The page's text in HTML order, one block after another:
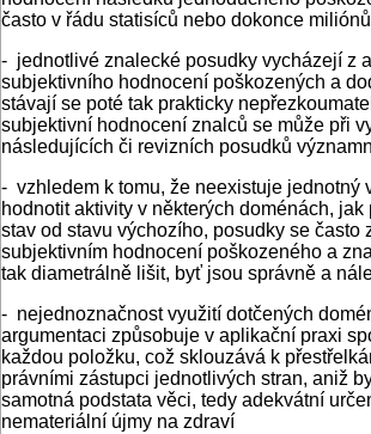
často v řádu statisíců nebo dokonce
- jednotlivé znalecké posudky vycházejí z
subjektivního hodnocení poškozených a
stávají se poté tak prakticky
subjektivní hodnocení znalců se může při
následujících či revizních posudků
- vzhledem k tomu, že neexistuje jednotný
hodnotit aktivity v některých doménách,
stav od stavu výchozího, posudky se často
subjektivním hodnocení poškozeného a
tak diametrálně lišit, byť jsou správně a
- nejednoznačnost využití dotčených
argumentaci způsobuje v aplikační praxi
každou položku, což sklouzává k
právními zástupci jednotlivých stran, aniž
samotná podstata věci, tedy adekvátní
nemateriální újmy na zdraví